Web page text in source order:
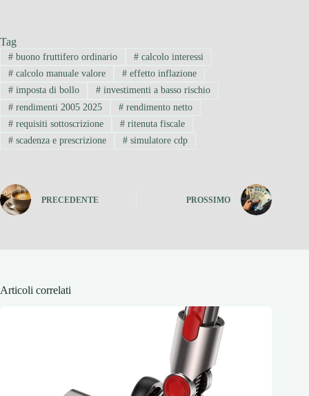
Tag
#buono fruttifero ordinario #calcolo interessi
#calcolo manuale valore #effetto inflazione
#imposta di bollo #investimenti a basso rischio
#rendimenti 2005 2025 #rendimento netto
#requisiti sottoscrizione #ritenuta fiscale
#scadenza e prescrizione #simulatore cdp
PRECEDENTE PROSSIMO
Articoli correlati